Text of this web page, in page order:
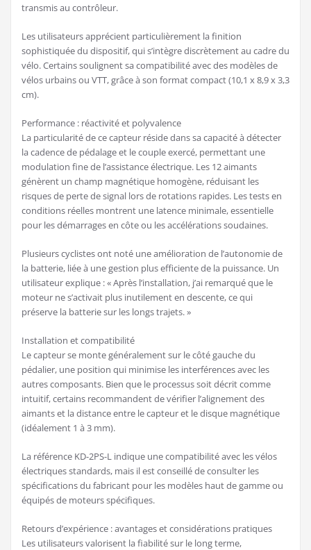
transmis au contrôleur.
Les utilisateurs apprécient particulièrement la finition
sophistiquée du dispositif, qui s’intègre discrètement au cadre du
vélo. Certains soulignent sa compatibilité avec des modèles de
vélos urbains ou VTT, grâce à son format compact (10,1 x 8,9 x 3,3
cm).
Performance : réactivité et polyvalence
La particularité de ce capteur réside dans sa capacité à détecter
la cadence de pédalage et le couple exercé, permettant une
modulation fine de l’assistance électrique. Les 12 aimants
génèrent un champ magnétique homogène, réduisant les
risques de perte de signal lors de rotations rapides. Les tests en
conditions réelles montrent une latence minimale, essentielle
pour les démarrages en côte ou les accélérations soudaines.
Plusieurs cyclistes ont noté une amélioration de l’autonomie de
la batterie, liée à une gestion plus efficiente de la puissance. Un
utilisateur explique : « Après l’installation, j’ai remarqué que le
moteur ne s’activait plus inutilement en descente, ce qui
préserve la batterie sur les longs trajets. »
Installation et compatibilité
Le capteur se monte généralement sur le côté gauche du
pédalier, une position qui minimise les interférences avec les
autres composants. Bien que le processus soit décrit comme
intuitif, certains recommandent de vérifier l’alignement des
aimants et la distance entre le capteur et le disque magnétique
(idéalement 1 à 3 mm).
La référence KD-2PS-L indique une compatibilité avec les vélos
électriques standards, mais il est conseillé de consulter les
spécifications du fabricant pour les modèles haut de gamme ou
équipés de moteurs spécifiques.
Retours d’expérience : avantages et considérations pratiques
Les utilisateurs valorisent la fiabilité sur le long terme,